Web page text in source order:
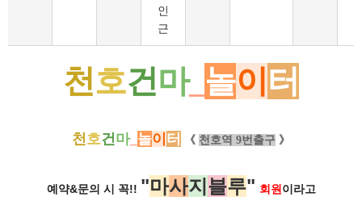
인
근
천호건마_ 놀이터
천호건마_ 놀이 터 《 천호역 9번출구 》
예약&문의 시 꼭!! "마사지 블루" 회원 이라고